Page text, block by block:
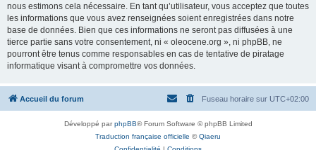
nous estimons cela nécessaire. En tant qu’utilisateur, vous acceptez que toutes
les informations que vous avez renseignées soient enregistrées dans notre
base de données. Bien que ces informations ne seront pas diffusées à une
tierce partie sans votre consentement, ni « oleocene.org », ni phpBB, ne
pourront être tenus comme responsables en cas de tentative de piratage
informatique visant à compromettre vos données.
Accueil du forum Fuseau horaire sur UTC+02:00
Développé parphpBB® Forum Software © phpBB Limited
Traduction française officielle ©Qiaeru